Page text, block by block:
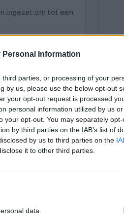
Personal Information
parties, or processing of your
by us, please use the below opt-out
your opt-out request is processed
personal information utilized by us
your opt-out. You may separately
by third parties on the IAB’s list of
by us to third parties on the
it to other third parties.
data.
ingezet om tot een
tevredenheid